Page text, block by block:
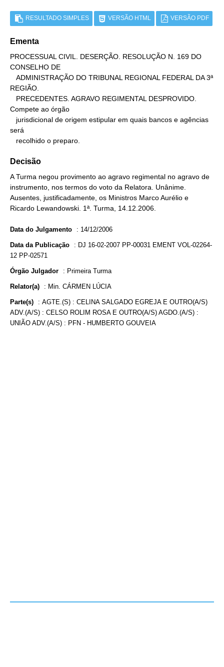
RESULTADO SIMPLES VERSÃO HTML VERSÃO PDF
Ementa
PROCESSUAL CIVIL. DESERÇÃO. RESOLUÇÃO N. 169 DO
CONSELHO DE
REGIÃO.
Compete ao órgão
será
   recolhido o preparo.
Decisão
A Turma negou provimento ao agravo regimental no agravo de
instrumento, nos termos do voto da Relatora. Unânime.
Ausentes, justificadamente, os Ministros Marco Aurélio e
Ricardo Lewandowski. 1ª. Turma, 14.12.2006.
Data do Julgamento : 14/12/2006
Data da Publicação : DJ 16-02-2007 PP-00031 EMENT VOL-02264-
12 PP-02571
Órgão Julgador : Primeira Turma
Relator(a) : Min. CÁRMEN LÚCIA
Parte(s) : AGTE.(S) : CELINA SALGADO EGREJA E OUTRO(A/S)
ADV.(A/S) : CELSO ROLIM ROSA E OUTRO(A/S) AGDO.(A/S) :
UNIÃO ADV.(A/S) : PFN - HUMBERTO GOUVEIA